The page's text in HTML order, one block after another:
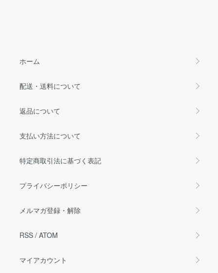
ホーム
配送・送料について
返品について
支払い方法について
特定商取引法に基づく表記
プライバシーポリシー
メルマガ登録・解除
RSS / ATOM
マイアカウント